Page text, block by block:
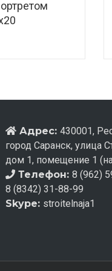
Адрес:430001,
город Саранск, улица
дом 1, помещение 1
Телефон:8 (962)
8 (8342) 31-88-99
Skype: stroitelnaja1